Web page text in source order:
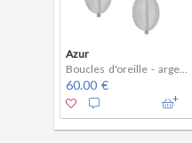
Azur
Boucles d'oreille - argent
60.00 €